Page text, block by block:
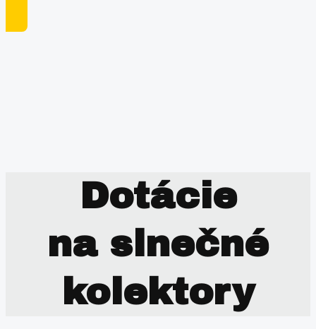
Dotácie
na slnečné
kolektory